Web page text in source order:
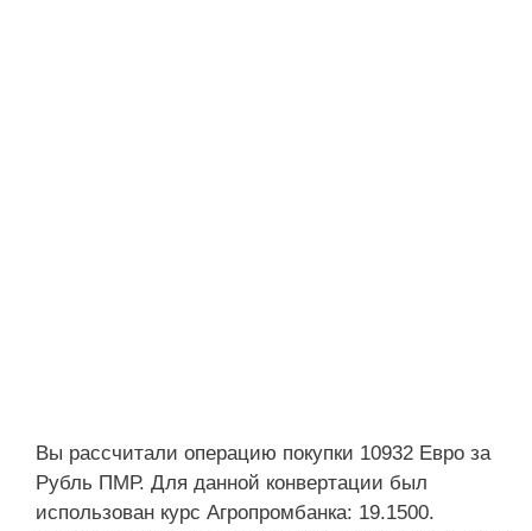
Вы рассчитали операцию покупки 10932 Евро за
Рубль ПМР. Для данной конвертации был
использован курс Агропромбанка: 19.1500.